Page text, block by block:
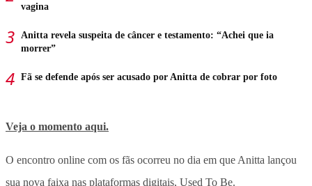
vagina
Anitta revela suspeita de câncer e testamento: “Achei que ia
morrer”
Fã se defende após ser acusado por Anitta de cobrar por foto
Veja o momento aqui.
O encontro online com os fãs ocorreu no dia em que Anitta lançou
sua nova faixa nas plataformas digitais, Used To Be.